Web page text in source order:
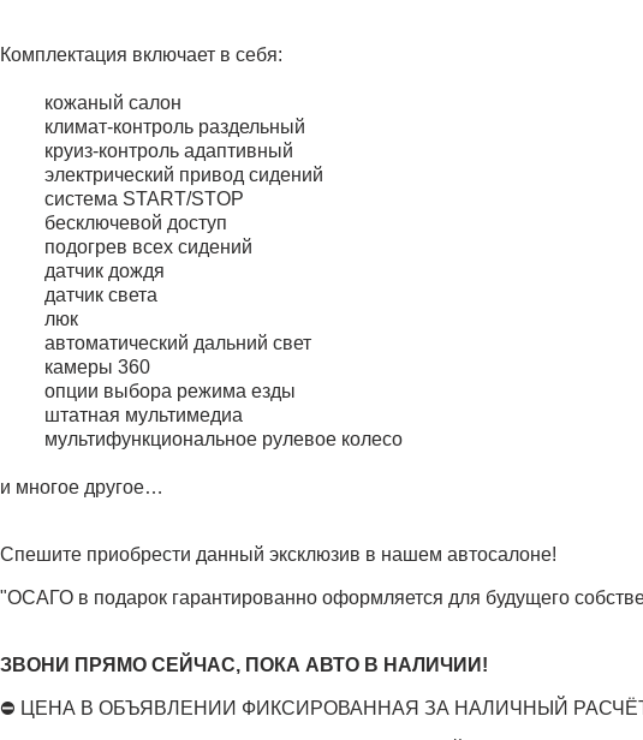
Комплектация включает в себя:
кожаный салон
климат-контроль раздельный
круиз-контроль адаптивный
электрический привод сидений
система START/STOP
бесключевой доступ
подогрев всех сидений
датчик дождя
датчик света
люк
автоматический дальний свет
камеры 360
опции выбора режима езды
штатная мультимедиа
мультифункциональное рулевое колесо
и многое другое…
Спешите приобрести данный эксклюзив в нашем автосалоне!
"ОСАГО в подарок гарантированно оформляется для будущего
ЗВОНИ ПРЯМО СЕЙЧАС, ПОКА АВТО В НАЛИЧИИ!
⛔ ЦЕНА В ОБЪЯВЛЕНИИ ФИКСИРОВАННАЯ ЗА НАЛИЧНЫЙ